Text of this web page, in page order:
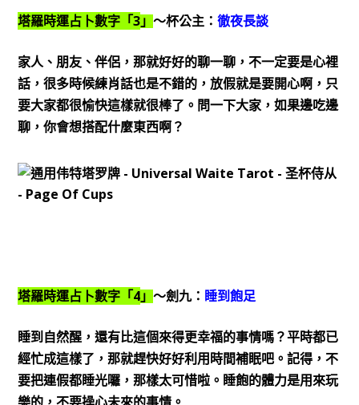
塔羅時運占卜數字「3」 ～杯公主： 徹夜長談
家人、朋友、伴侶，那就好好的聊一聊，不一定要是心裡
話，很多時候練肖話也是不錯的，放假就是要開心啊，只
要大家都很愉快這樣就很棒了。問一下大家，如果邊吃邊
聊，你會想搭配什麼東西啊？
塔羅時運占卜數字「4」 ～劍九： 睡到飽足
睡到自然醒，還有比這個來得更幸福的事情嗎？平時都已
經忙成這樣了，那就趕快好好利用時間補眠吧。記得，不
要把連假都睡光囉，那樣太可惜啦。睡飽的體力是用來玩
樂的，不要操心未來的事情。